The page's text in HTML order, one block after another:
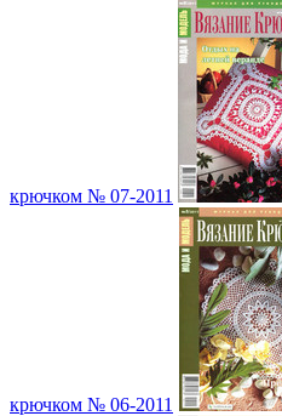
крючком № 07-2011
крючком № 06-2011